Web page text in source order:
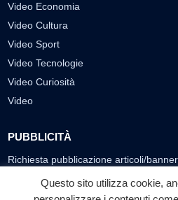
Video Economia
Video Cultura
Video Sport
Video Tecnologie
Video Curiosità
Video
PUBBLICITÀ
Richiesta pubblicazione articoli/banner
SEGUICI SUI SOCIAL
Questo sito utilizza cookie,